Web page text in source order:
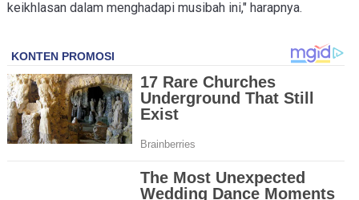
keikhlasan dalam menghadapi musibah ini," harapnya.